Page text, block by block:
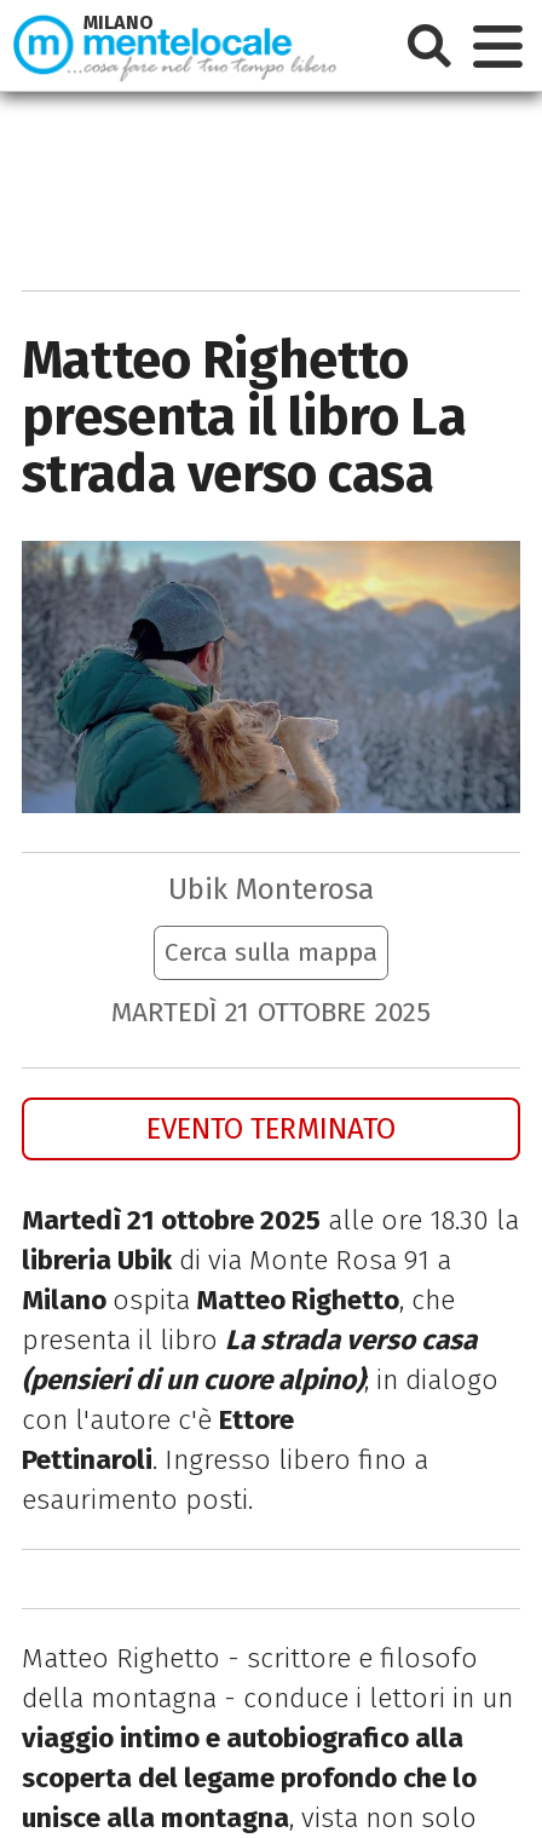
Matteo Righetto
presenta il libro La
strada verso casa
Ubik Monterosa
Cerca sulla mappa
MARTEDÌ 21 OTTOBRE 2025
EVENTO TERMINATO
Martedì 21 ottobre 2025 alle ore 18.30 la
libreria Ubikdi via Monte Rosa 91 a
Milano ospita Matteo Righetto, che
presenta il libro La strada verso casa
(pensieri di un cuore alpino); in dialogo
con l'autore c'è Ettore
Pettinaroli. Ingresso libero fino a
esaurimento posti.
Matteo Righetto - scrittore e filosofo
della montagna - conduce i lettori in un
viaggio intimo e autobiografico alla
scoperta del legame profondo che lo
unisce alla montagna, vista non solo
MILANO